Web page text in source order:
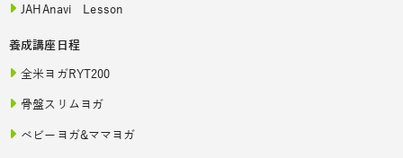
JAHAnavi Lesson
養成講座日程
全米ヨガRYT200
骨盤スリムヨガ
ベビーヨガ&ママヨガ